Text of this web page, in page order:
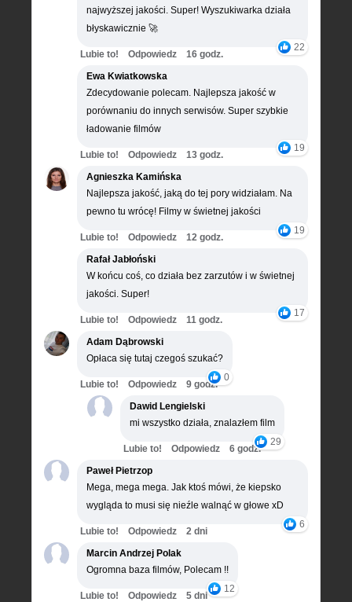
najwyższej jakości. Super! Wyszukiwarka działa
błyskawicznie 🚀
22
Lubie to! Odpowiedz
16 godz.
Ewa Kwiatkowska
Zdecydowanie polecam. Najlepsza jakość w
porównaniu do innych serwisów. Super szybkie
ładowanie filmów
19
Lubie to! Odpowiedz
13 godz.
Agnieszka Kamińska
Najlepsza jakość, jaką do tej pory widziałam. Na
pewno tu wrócę! Filmy w świetnej jakości
19
Lubie to! Odpowiedz
12 godz.
Rafał Jabłoński
W końcu coś, co działa bez zarzutów i w świetnej
jakości. Super!
17
Lubie to! Odpowiedz
11 godz.
Adam Dąbrowski
Opłaca się tutaj czegoś szukać?
0
Lubie to! Odpowiedz
9 godz.
Dawid Lengielski
mi wszystko działa, znalazłem film
29
Lubie to! Odpowiedz
6 godz.
Paweł Pietrzop
Mega, mega mega. Jak ktoś mówi, że kiepsko
wygląda to musi się nieźle walnąć w głowe xD
6
Lubie to! Odpowiedz
2 dni
Marcin Andrzej Polak
Ogromna baza filmów, Polecam !!
12
Lubie to! Odpowiedz
5 dni